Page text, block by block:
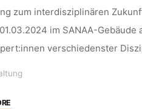
5pm"
zum interdisziplinären
im SANAA-
verschiedenster
"Veranstaltung: